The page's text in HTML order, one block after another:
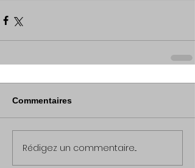
Commentaires
Rédigez un commentaire...